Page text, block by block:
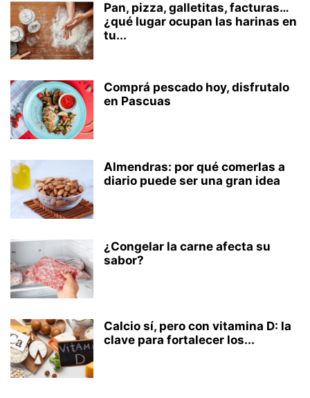
Pan, pizza, galletitas, facturas…
¿qué lugar ocupan las harinas en
tu...
Comprá pescado hoy, disfrutalo
en Pascuas
Almendras: por qué comerlas a
diario puede ser una gran idea
¿Congelar la carne afecta su
sabor?
Calcio sí, pero con vitamina D: la
clave para fortalecer los...